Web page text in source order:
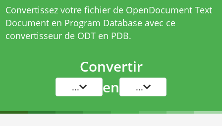
Convertissez votre fichier de OpenDocument Text
Document en Program Database avec ce
convertisseur de ODT en PDB.
Convertir
... en ...